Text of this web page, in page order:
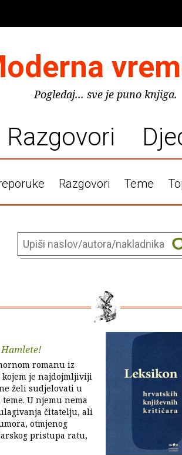
Pogledaj... sve je puno knjiga.
Razgovori
Razgovori Teme
romanu iz
kojem je najdojmljiviji
želi sudjelovati u
U njemu nema
čitatelju, ali
otmjenog
pristupa ratu,